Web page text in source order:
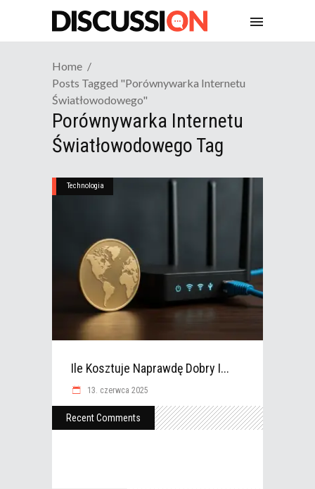
Home
Posts Tagged "porównywarka Internetu
Światłowodowego"
Porównywarka Internetu
Światłowodowego Tag
Technologia
Ile Kosztuje Naprawdę Dobry I...
13. czerwca 2025
Recent Comments